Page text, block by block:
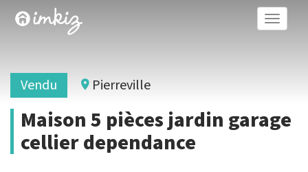
Toggle
Vendu Pierreville
Maison 5 pièces jardin garage
cellier dependance